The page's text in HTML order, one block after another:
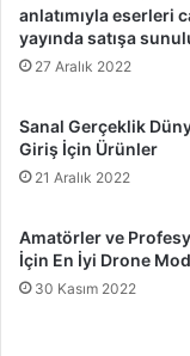
anlatımıyla eserleri
yayında satışa
27 Aralık 2022
Sanal Gerçeklik
Giriş İçin Ürünler
21 Aralık 2022
Amatörler ve
İçin En İyi Drone
30 Kasım 2022